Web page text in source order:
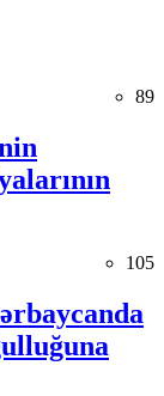
89
105